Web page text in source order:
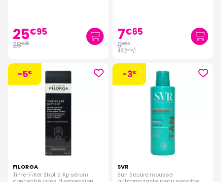
25€95
28€95 7€65
9€65
482€50/l.
-5€
FILORGA
Time-Filler Shot 5 Xp sérum
-3€
SVR
Sun Secure mousse